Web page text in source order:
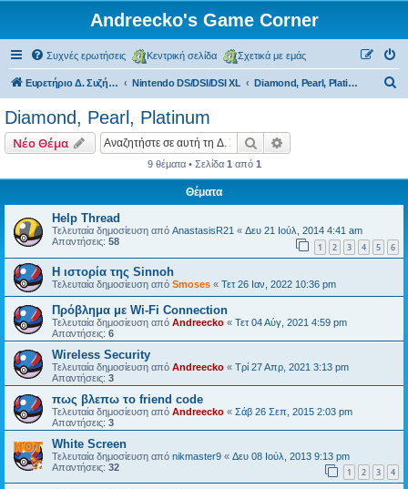
Andreecko's Game Corner
Συχνές ερωτήσεις Κεντρική σελίδα Σχετικά με εμάς
Ευρετήριο Δ. Συζήτησης Nintendo DS/DSI/DSI XL Diamond, Pearl, Platinum
η
Diamond, Pearl, Platinum
Νέο Θέμα Αναζήτηση
9 θέματα • Σελίδα 1 από 1
Θέματα
Help Thread
Τελευταία δημοσίευση από AnastasisR21 « Δευ 21 Ιούλ, 2014 4:41 am
Απαντήσεις: 58 1 2 3 4 5 6
Η ιστορία της Sinnoh
Τελευταία δημοσίευση από Smoses « Τετ 26 Ιαν, 2022 10:36 pm
Πρόβλημα με Wi-Fi Connection
Τελευταία δημοσίευση από Andreecko « Τετ 04 Αύγ, 2021 4:59 pm
Απαντήσεις: 6
Wireless Security
Τελευταία δημοσίευση από Andreecko « Τρί 27 Απρ, 2021 3:13 pm
Απαντήσεις: 3
πως βλεπω το friend code
Τελευταία δημοσίευση από Andreecko « Σάβ 26 Σεπ, 2015 2:03 pm
Απαντήσεις: 3
White Screen
Τελευταία δημοσίευση από nikmaster9 « Δευ 08 Ιούλ, 2013 9:13 pm
Απαντήσεις: 32 1 2 3 4